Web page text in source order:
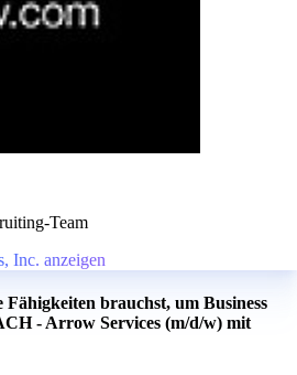
Team
Inc. anzeigen
Fähigkeiten brauchst, um Business
- Arrow Services (m/d/w) mit